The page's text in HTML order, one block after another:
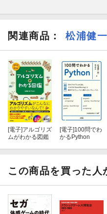
本書が、レトロゲーム、そし
かけになることを願っています
（こんな方におすすめ）
・レトロゲームを鑑賞の対象
技術を懐かしがりたいオールド
（目次）
第1部 “侵略者”が街にやってき
すダイオードマトリックスの技
1972年「ポン」プレイヤーの
路の技術
関連商品 ： 松浦健
[電子]アルゴリズ
ムがわかる図鑑
[電子]100問でわ
かるPython
この商品を買った人